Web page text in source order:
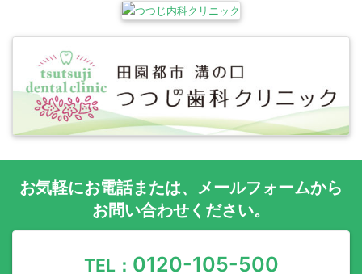
お気軽にお電話または、 メールフォームから
お問い合わせください。
TEL： 0120-105-500